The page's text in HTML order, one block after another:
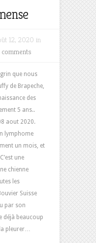
12, 2020 in
que nous
de Brapeche,
des
5 ans..
aout 2020.
lymphome
un mois, et
une
chienne
les
Suisse
par son
déjà beaucoup
pleurer…